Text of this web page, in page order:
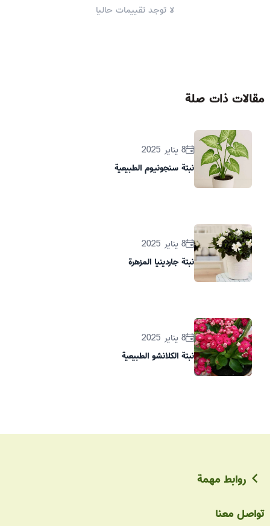
لا توجد تقييمات حاليا
مقالات ذات صلة
8 يناير 2025
نبتة سنجونيوم الطبيعية
8 يناير 2025
نبتة جاردينيا المزهرة
8 يناير 2025
نبتة الكلانشو الطبيعية
روابط مهمة
تواصل معنا